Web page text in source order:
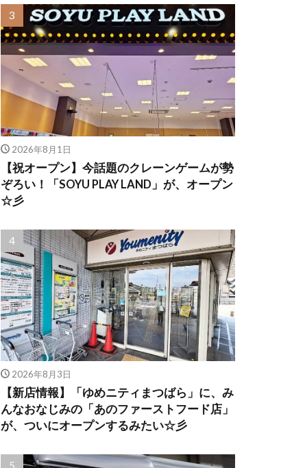
2026年8月1日
【祝オープン】今話題のクレーンゲームが勢
ぞろい！「SOYU PLAY LAND」が、オープン
☆彡
2026年8月3日
【新店情報】「ゆめニティまつばら」に、み
んなおなじみの「あのファーストフード店」
が、ついにオープンするみたい☆彡